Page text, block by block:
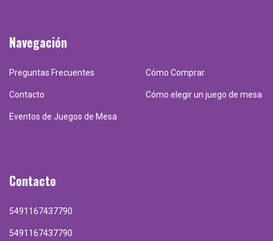
Navegación
Preguntas Frecuentes Cómo Comprar
Contacto Cómo elegir un juego de mesa
Eventos de Juegos de Mesa
Contacto
5491167437790
5491167437790